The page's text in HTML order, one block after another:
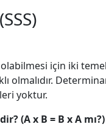
için iki
olmalıdır.
yoktur.
(A x B = B x A mı?)